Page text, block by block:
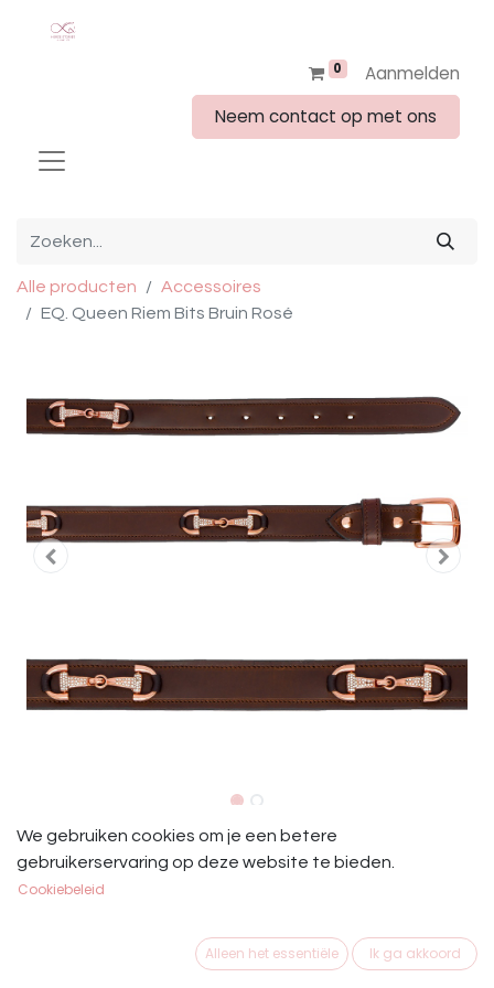
0
Aanmelden
Neem contact op met ons
Alle producten
Accessoires
EQ. Queen Riem Bits Bruin Rosé
EQ. Queen Riem Bits Bruin Rosé
EQ. Queen Riem Bits Bruin Rosé
We gebruiken cookies om je een betere
gebruikerservaring op deze website te bieden.
Cookiebeleid
Alleen het essentiële Ik ga akkoord